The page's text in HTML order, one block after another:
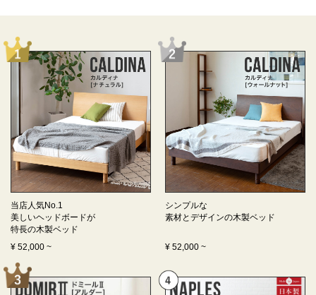
当店人気No.1
美しいヘッドボードが
特長の木製ベッド
¥ 52,000 ~
シンプルな
素材とデザインの木製ベッド
¥ 52,000 ~